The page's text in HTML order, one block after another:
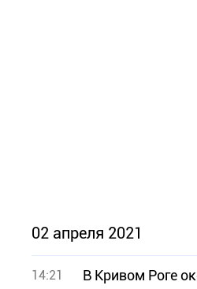
02 апреля 2021
14:21 В Кривом Роге